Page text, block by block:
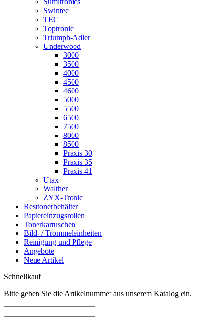
Swintec
TEC
Toptronic
Triumph-Adler
Underwood
3000
3500
4000
4500
4600
5000
5500
6500
7500
8000
8500
Praxis 30
Praxis 35
Praxis 41
Utax
Walther
ZYX-Tronic
Resttonerbehälter
Papiereinzugsrollen
Tonerkartuschen
Bild- / Trommeleinheiten
Reinigung und Pflege
Angebote
Neue Artikel
Schnellkauf
Bitte geben Sie die Artikelnummer aus unserem Katalog ein.